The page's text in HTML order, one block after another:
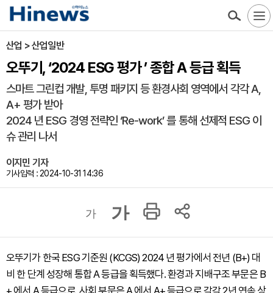
산업 > 산업일반
오뚜기, ‘2024 ESG 평가 ’ 종합 A 등급 획득
스마트 그린컵 개발, 투명 패키지 등 환경사회 영역에서 각각 A,
A+ 평가 받아
2024 년 ESG 경영 전략인 ‘Re-work’ 를 통해 선제적 ESG 이
슈 관리 나서
이지민 기자
기사입력 : 2024-10-31 14:36
가 가
오뚜기가 한국 ESG 기준원 (KCGS) 2024 년 평가에서 전년 (B+) 대
비 한 단계 성장해 통합 A 등급을 획득했다. 환경과 지배구조 부문은 B
+ 에서 A 등급으로, 사회 부문은 A 에서 A+ 등급으로 각각 2년 연속 상